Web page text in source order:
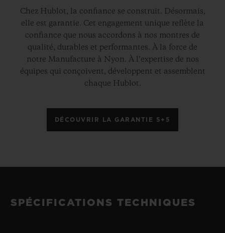
Chez Hublot, la confiance se construit. Désormais,
elle est garantie. Cet engagement unique reflète la
confiance que nous accordons à nos montres de
qualité, durables et performantes. À la force de
notre Manufacture à Nyon. À l’expertise de nos
équipes qui conçoivent, développent et assemblent
chaque Hublot.
DÉCOUVRIR LA GARANTIE 5+5
SPÉCIFICATIONS TECHNIQUES